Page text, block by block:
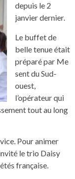
depuis le 2
janvier dernier.
Le buffet de
belle tenue était
préparé par Me
sent du Sud-
ouest,
l’opérateur qui
tout au long
Pour animer
le trio Daisy
française.